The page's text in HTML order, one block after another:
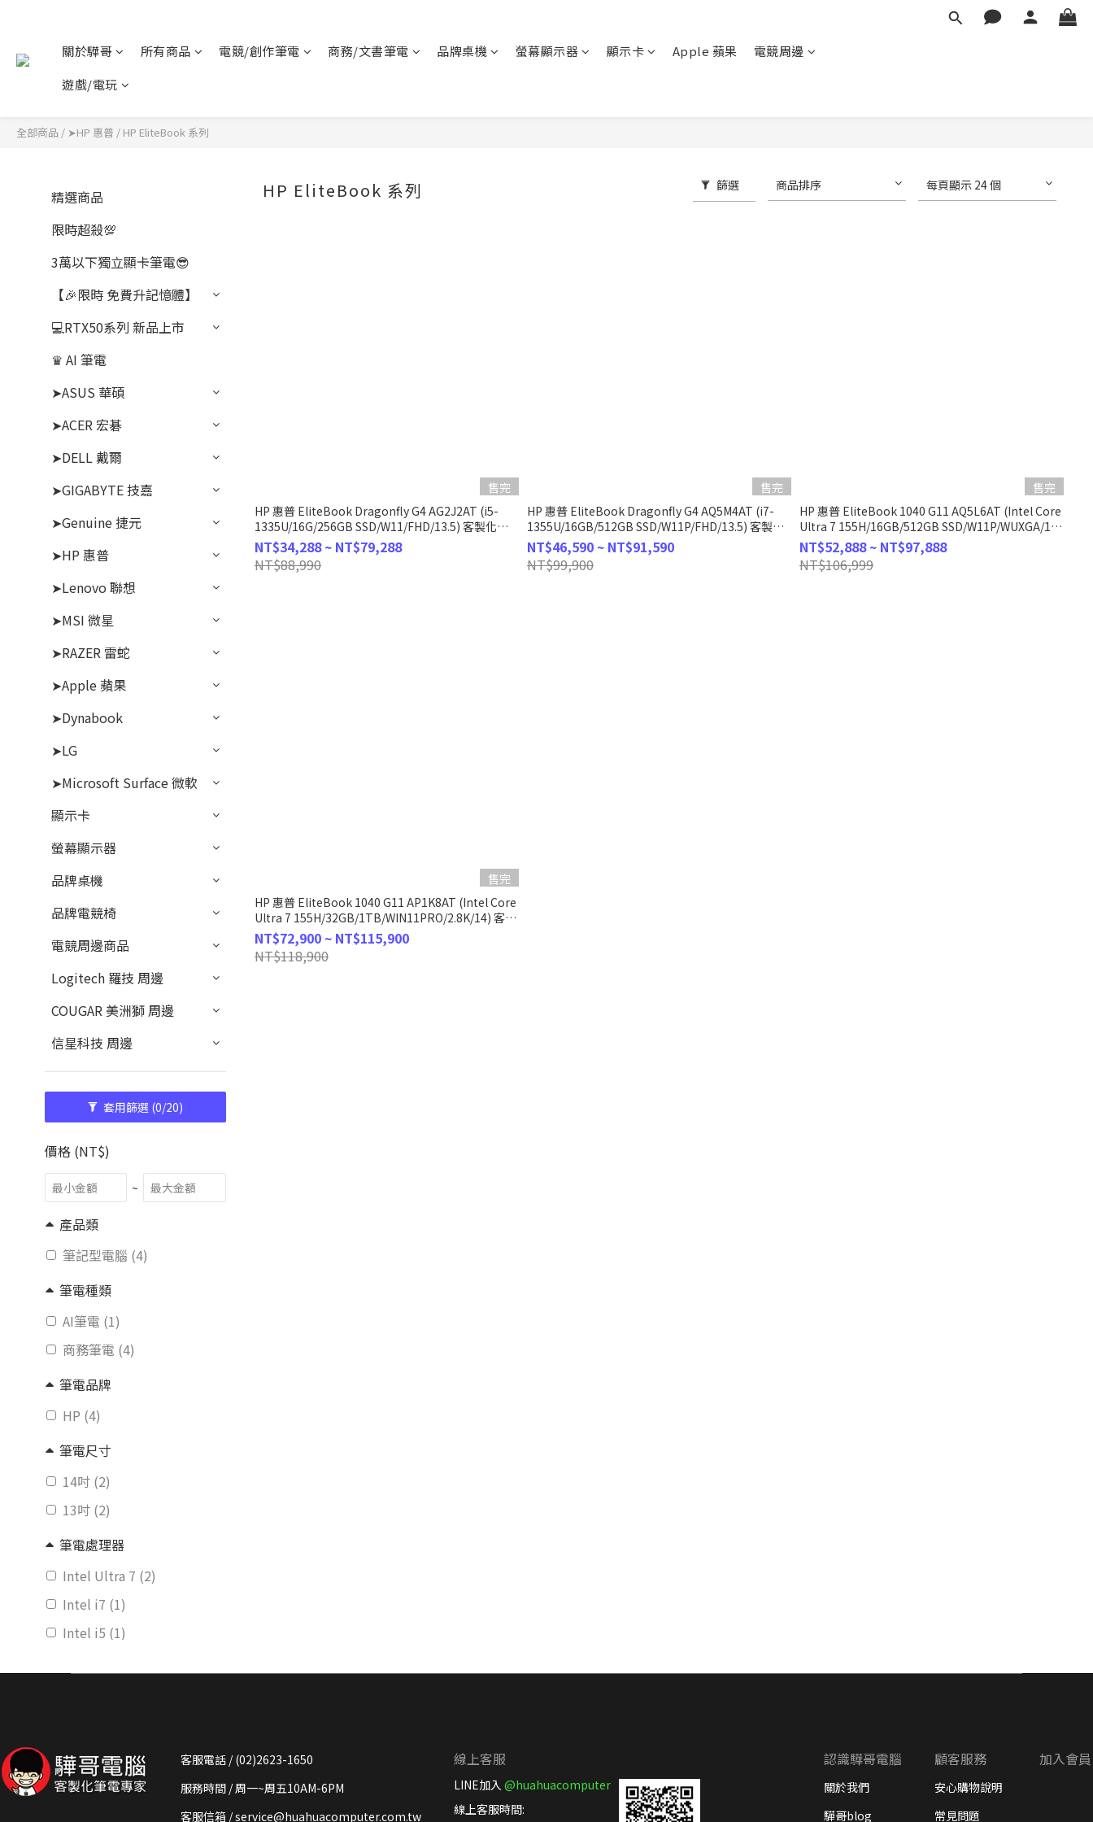
關於驊哥 所有商品 電競/創作筆電 商務/文書筆電 品牌桌機 螢幕顯示器 顯示卡 Apple 蘋果
電競周邊
遊戲/電玩
全部商品 / ➤HP 惠普 / HP EliteBook 系列
精選商品
限時超殺💯
3萬以下獨立顯卡筆電😎
【🎉限時 免費升記憶體】
💻RTX50系列 新品上市
♛ AI 筆電
➤ASUS 華碩
➤ACER 宏碁
➤DELL 戴爾
➤GIGABYTE 技嘉
➤Genuine 捷元
➤HP 惠普
➤Lenovo 聯想
➤MSI 微星
➤RAZER 雷蛇
➤Apple 蘋果
➤Dynabook
➤LG
➤Microsoft Surface 微軟
顯示卡
螢幕顯示器
品牌桌機
品牌電競椅
電競周邊商品
Logitech 羅技 周邊
COUGAR 美洲獅 周邊
信星科技 周邊
套用篩選 (0/20)
價格 (NT$)
~
產品類
筆記型電腦 (4)
筆電種類
AI筆電 (1)
商務筆電 (4)
筆電品牌
HP (4)
筆電尺寸
14吋 (2)
13吋 (2)
筆電處理器
Intel Ultra 7 (2)
Intel i7 (1)
Intel i5 (1)
HP EliteBook 系列 篩選 商品排序 每頁顯示 24 個
售完
HP 惠普 EliteBook Dragonfly G4 AG2J2AT (i5-
1335U/16G/256GB SSD/W11/FHD/13.5) 客製化商
務筆電
NT$34,288 ~ NT$79,288
NT$88,990
售完
HP 惠普 EliteBook Dragonfly G4 AQ5M4AT (i7-
1355U/16GB/512GB SSD/W11P/FHD/13.5) 客製化
商務筆電
NT$46,590 ~ NT$91,590
NT$99,900
售完
HP 惠普 EliteBook 1040 G11 AQ5L6AT (Intel Core
Ultra 7 155H/16GB/512GB SSD/W11P/WUXGA/14)
客製化觸控商務筆電
NT$52,888 ~ NT$97,888
NT$106,999
售完
HP 惠普 EliteBook 1040 G11 AP1K8AT (Intel Core
Ultra 7 155H/32GB/1TB/WIN11PRO/2.8K/14) 客製
化AI商務筆電
NT$72,900 ~ NT$115,900
NT$118,900
客服電話 / (02)2623-1650
服務時間 / 周一~周五10AM-6PM
客服信箱 /service@huahuacomputer.com.tw
線上客服
LINE加入 @huahuacomputer
線上客服時間:
認識驊哥電腦
關於我們
驊哥blog
顧客服務
安心購物說明
常見問題
加入會員